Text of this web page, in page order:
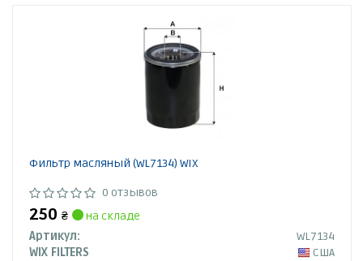
Фильтр масляный (WL7134) WIX
0 отзывов
250 ₴
на складе
Артикул:
WL7134
WIX FILTERS
США